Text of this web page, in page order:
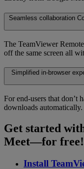
Seamless collaboration
The TeamViewer
off the same screen all
Simplified in-browser
For end-users that don’t
downloads automatically.
Get started
Meet—for free!
Install